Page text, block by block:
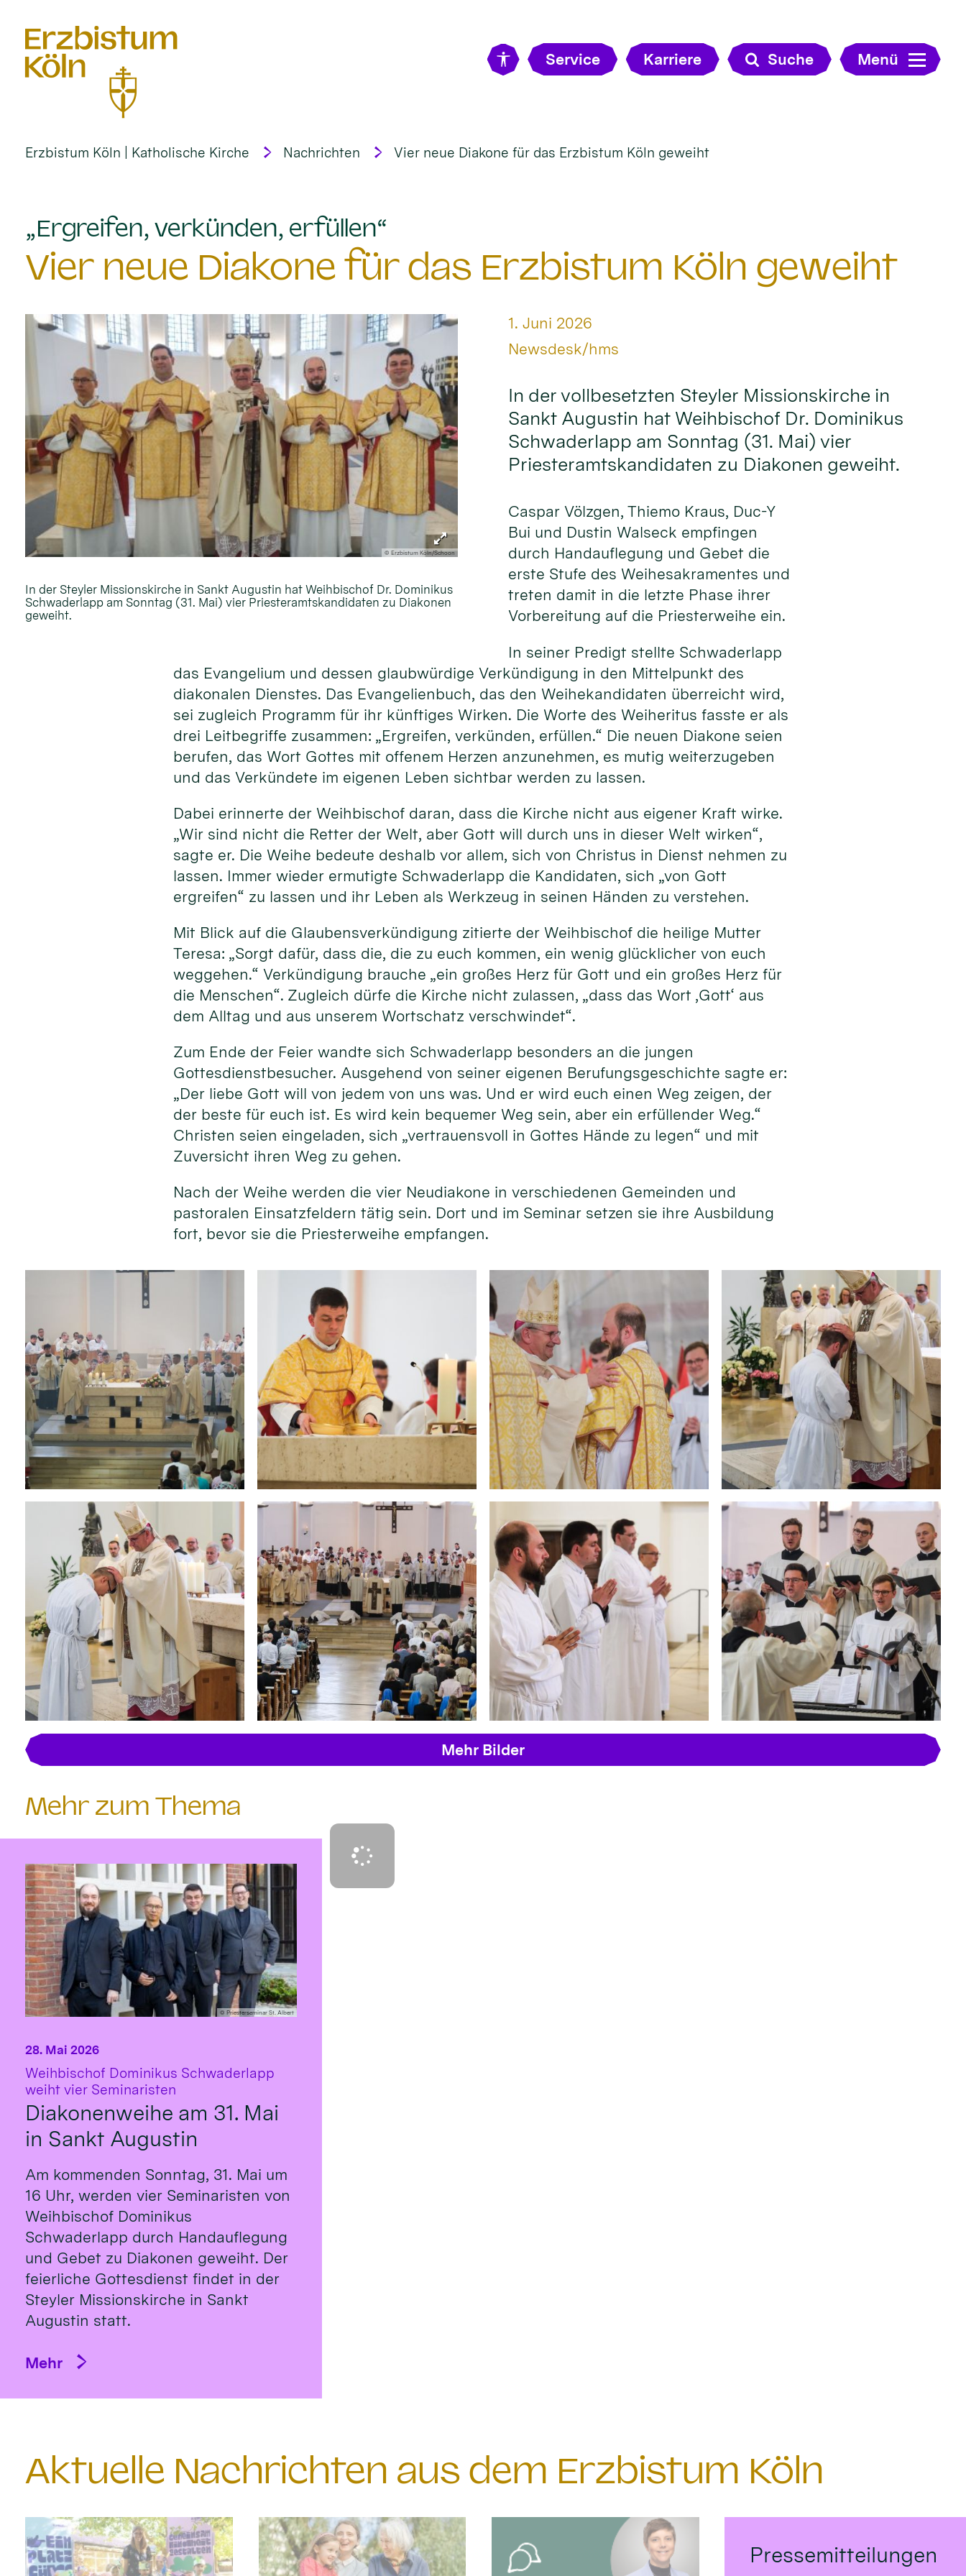
Service Karriere Suche Menü
Erzbistum Köln | Katholische Kirche Nachrichten Vier neue Diakone für das Erzbistum Köln geweiht
„Ergreifen, verkünden, erfüllen“
Vier neue Diakone für das Erzbistum Köln geweiht
© Erzbistum Köln/Schoon
In der Steyler Missionskirche in Sankt Augustin hat Weihbischof Dr. Dominikus
Schwaderlapp am Sonntag (31. Mai) vier Priesteramtskandidaten zu Diakonen
geweiht.
Datum:
1. Juni 2026
Von:
Newsdesk/hms
In der vollbesetzten Steyler Missionskirche in
Sankt Augustin hat Weihbischof Dr. Dominikus
Schwaderlapp am Sonntag (31. Mai) vier
Priesteramtskandidaten zu Diakonen geweiht.
Caspar Völzgen, Thiemo Kraus, Duc-Y
Bui und Dustin Walseck empfingen
durch Handauflegung und Gebet die
erste Stufe des Weihesakramentes und
treten damit in die letzte Phase ihrer
Vorbereitung auf die Priesterweihe ein.
In seiner Predigt stellte Schwaderlapp
das Evangelium und dessen glaubwürdige Verkündigung in den Mittelpunkt des
diakonalen Dienstes. Das Evangelienbuch, das den Weihekandidaten überreicht wird,
sei zugleich Programm für ihr künftiges Wirken. Die Worte des Weiheritus fasste er als
drei Leitbegriffe zusammen: „Ergreifen, verkünden, erfüllen.“ Die neuen Diakone seien
berufen, das Wort Gottes mit offenem Herzen anzunehmen, es mutig weiterzugeben
und das Verkündete im eigenen Leben sichtbar werden zu lassen.
Dabei erinnerte der Weihbischof daran, dass die Kirche nicht aus eigener Kraft wirke.
„Wir sind nicht die Retter der Welt, aber Gott will durch uns in dieser Welt wirken“,
sagte er. Die Weihe bedeute deshalb vor allem, sich von Christus in Dienst nehmen zu
lassen. Immer wieder ermutigte Schwaderlapp die Kandidaten, sich „von Gott
ergreifen“ zu lassen und ihr Leben als Werkzeug in seinen Händen zu verstehen.
Mit Blick auf die Glaubensverkündigung zitierte der Weihbischof die heilige Mutter
Teresa: „Sorgt dafür, dass die, die zu euch kommen, ein wenig glücklicher von euch
weggehen.“ Verkündigung brauche „ein großes Herz für Gott und ein großes Herz für
die Menschen“. Zugleich dürfe die Kirche nicht zulassen, „dass das Wort ‚Gott‘ aus
dem Alltag und aus unserem Wortschatz verschwindet“.
Zum Ende der Feier wandte sich Schwaderlapp besonders an die jungen
Gottesdienstbesucher. Ausgehend von seiner eigenen Berufungsgeschichte sagte er:
„Der liebe Gott will von jedem von uns was. Und er wird euch einen Weg zeigen, der
der beste für euch ist. Es wird kein bequemer Weg sein, aber ein erfüllender Weg.“
Christen seien eingeladen, sich „vertrauensvoll in Gottes Hände zu legen“ und mit
Zuversicht ihren Weg zu gehen.
Nach der Weihe werden die vier Neudiakone in verschiedenen Gemeinden und
pastoralen Einsatzfeldern tätig sein. Dort und im Seminar setzen sie ihre Ausbildung
fort, bevor sie die Priesterweihe empfangen.
Mehr Bilder
Mehr zum Thema
© Priesterseminar St. Albert
Weihbischof Dominikus Schwaderlapp
weiht vier Seminaristen
Diakonenweihe am 31. Mai
in Sankt Augustin
28. Mai 2026
Am kommenden Sonntag, 31. Mai um
16 Uhr, werden vier Seminaristen von
Weihbischof Dominikus
Schwaderlapp durch Handauflegung
und Gebet zu Diakonen geweiht. Der
feierliche Gottesdienst findet in der
Steyler Missionskirche in Sankt
Augustin statt.
Mehr
Aktuelle Nachrichten aus dem Erzbistum Köln
Pressemitteilungen